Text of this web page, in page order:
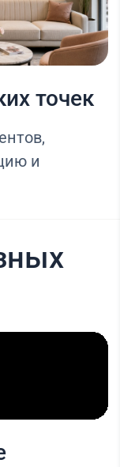
точек
и